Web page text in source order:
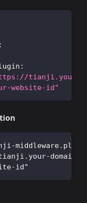
:
:
tianji.your-
website-id"
id"